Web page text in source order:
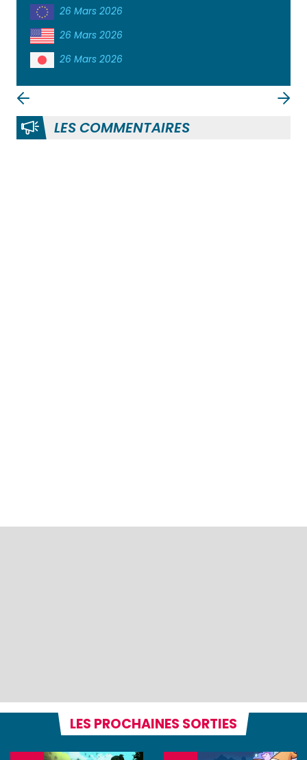
26 Mars 2026
26 Mars 2026
26 Mars 2026
LES COMMENTAIRES
LES PROCHAINES SORTIES